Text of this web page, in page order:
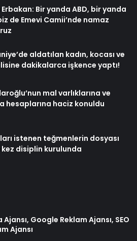
Bir yanda ABD, bir yanda
de Emevi Camii’nde namaz
aldatılan kadın, kocası ve
dakikalarca işkence yaptı!
mal varlıklarına ve
hesaplarına haciz konuldu
istenen teğmenlerin dosyası
disiplin kurulunda
Google Reklam Ajansı, SEO
Ajansı